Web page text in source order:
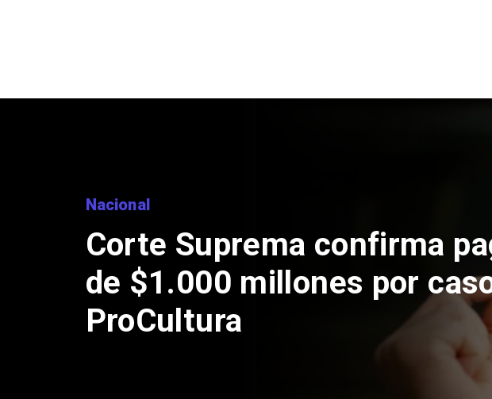
Nacional
Corte Suprema confirma
de $1.000 millones por
ProCultura